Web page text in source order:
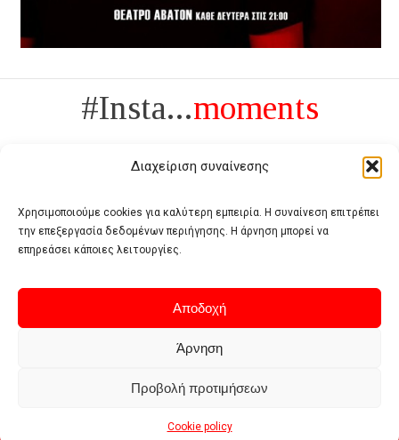
Διαχείριση συναίνεσης
Χρησιμοποιούμε cookies για καλύτερη εμπειρία. Η συναίνεση επιτρέπει
την επεξεργασία δεδομένων περιήγησης. Η άρνηση μπορεί να
επηρεάσει κάποιες λειτουργίες.
Αποδοχή
Άρνηση
Προβολή προτιμήσεων
Cookie policy
#Insta...moments
Πολυτέλεια δεν είναι το αντίθετο της ανέχειας, είναι το αντίθετο της
Terms of use Privacy policy Cookie policy
© 2026 - Deluxe. All Rights Reserved.